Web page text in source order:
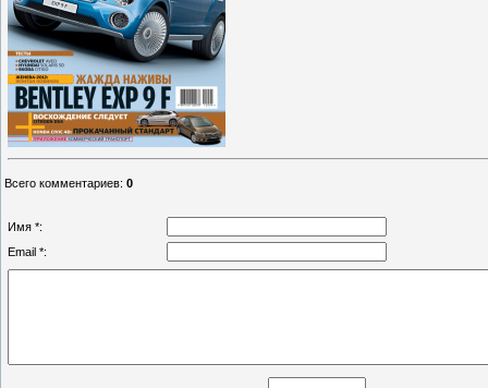
Всего комментариев: 0
Имя *:
Email *: